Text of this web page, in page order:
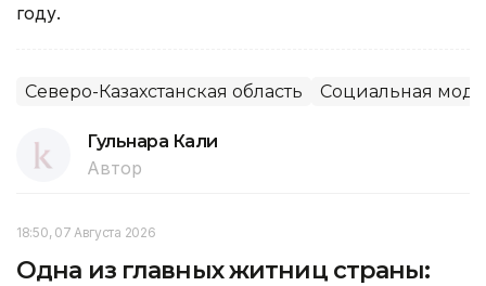
году.
Северо-Казахстанская область Социальная
Гульнара Кали
Автор
18:50, 07 Августа 2026
Одна из главных житниц страны: